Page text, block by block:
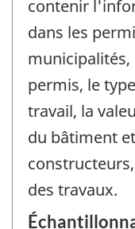
contenir
dans les
permis, le
travail, la
du bâtiment
des travaux.